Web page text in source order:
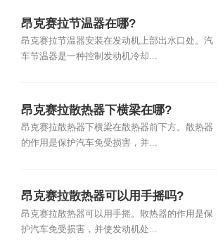
昂克赛拉节温器在哪?
昂克赛拉节温器安装在发动机上部出水口处。汽
车节温器是一种控制发动机冷却...
昂克赛拉散热器下横梁在哪?
昂克赛拉散热器下横梁在散热器前下方。散热器
的作用是保护汽车免受损害，并...
昂克赛拉散热器可以用手摇吗?
昂克赛拉散热器可以用手摇。散热器的作用是保
护汽车免受损害，并使发动机处...